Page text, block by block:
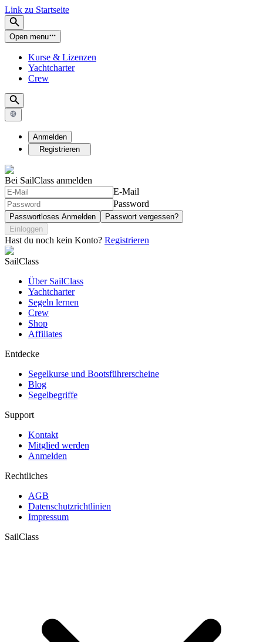
Link zu Startseite
Open menu
Kurse & Lizenzen
Yachtcharter
Crew
Anmelden
Registrieren
Bei SailClass anmelden
E-Mail
Password
Passwortloses Anmelden
Passwort vergessen?
Einloggen
Hast du noch kein Konto? Registrieren
SailClass
Über SailClass
Yachtcharter
Segeln lernen
Crew
Shop
Affiliates
Entdecke
Segelkurse und Bootsführerscheine
Blog
Segelbegriffe
Support
Kontakt
Mitglied werden
Anmelden
Rechtliches
AGB
Datenschutzrichtlinien
Impressum
SailClass